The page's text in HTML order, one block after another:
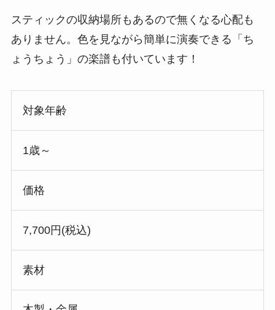
スティックの収納場所もあるので無くなる心配も
ありません。色を見ながら簡単に演奏できる「ち
ょうちょう」の楽譜も付いています！
対象年齢
1歳～
価格
7,700円(税込)
素材